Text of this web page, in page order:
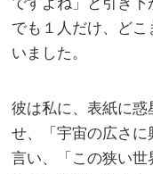
でも１人だけ、ど
いました。
彼は私に、表紙に
せ、「宇宙の広さ
言い、「この狭い世